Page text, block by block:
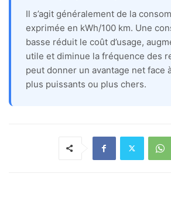
Il s’agit généralement de la
exprimée en kWh/100 km. Une
basse réduit le coût d’usage,
utile et diminue la fréquence des
peut donner un avantage net face
plus puissants ou plus chers.